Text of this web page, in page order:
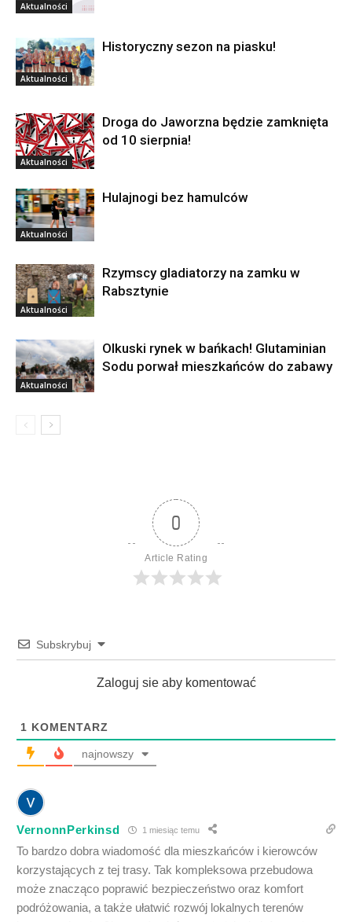
Aktualności
Aktualności
Historyczny sezon na piasku!
Aktualności
Droga do Jaworzna będzie zamknięta
od 10 sierpnia!
Aktualności
Hulajnogi bez hamulców
Aktualności
Rzymscy gladiatorzy na zamku w
Rabsztynie
Aktualności
Olkuski rynek w bańkach! Glutaminian
Sodu porwał mieszkańców do zabawy
0
Article Rating
Subskrybuj
Zaloguj sie aby komentować
1 KOMENTARZ
najnowszy
VernonnPerkinsd 1 miesiąc temu
To bardzo dobra wiadomość dla mieszkańców i kierowców
korzystających z tej trasy. Tak kompleksowa przebudowa
może znacząco poprawić bezpieczeństwo oraz komfort
podróżowania, a także ułatwić rozwój lokalnych terenów